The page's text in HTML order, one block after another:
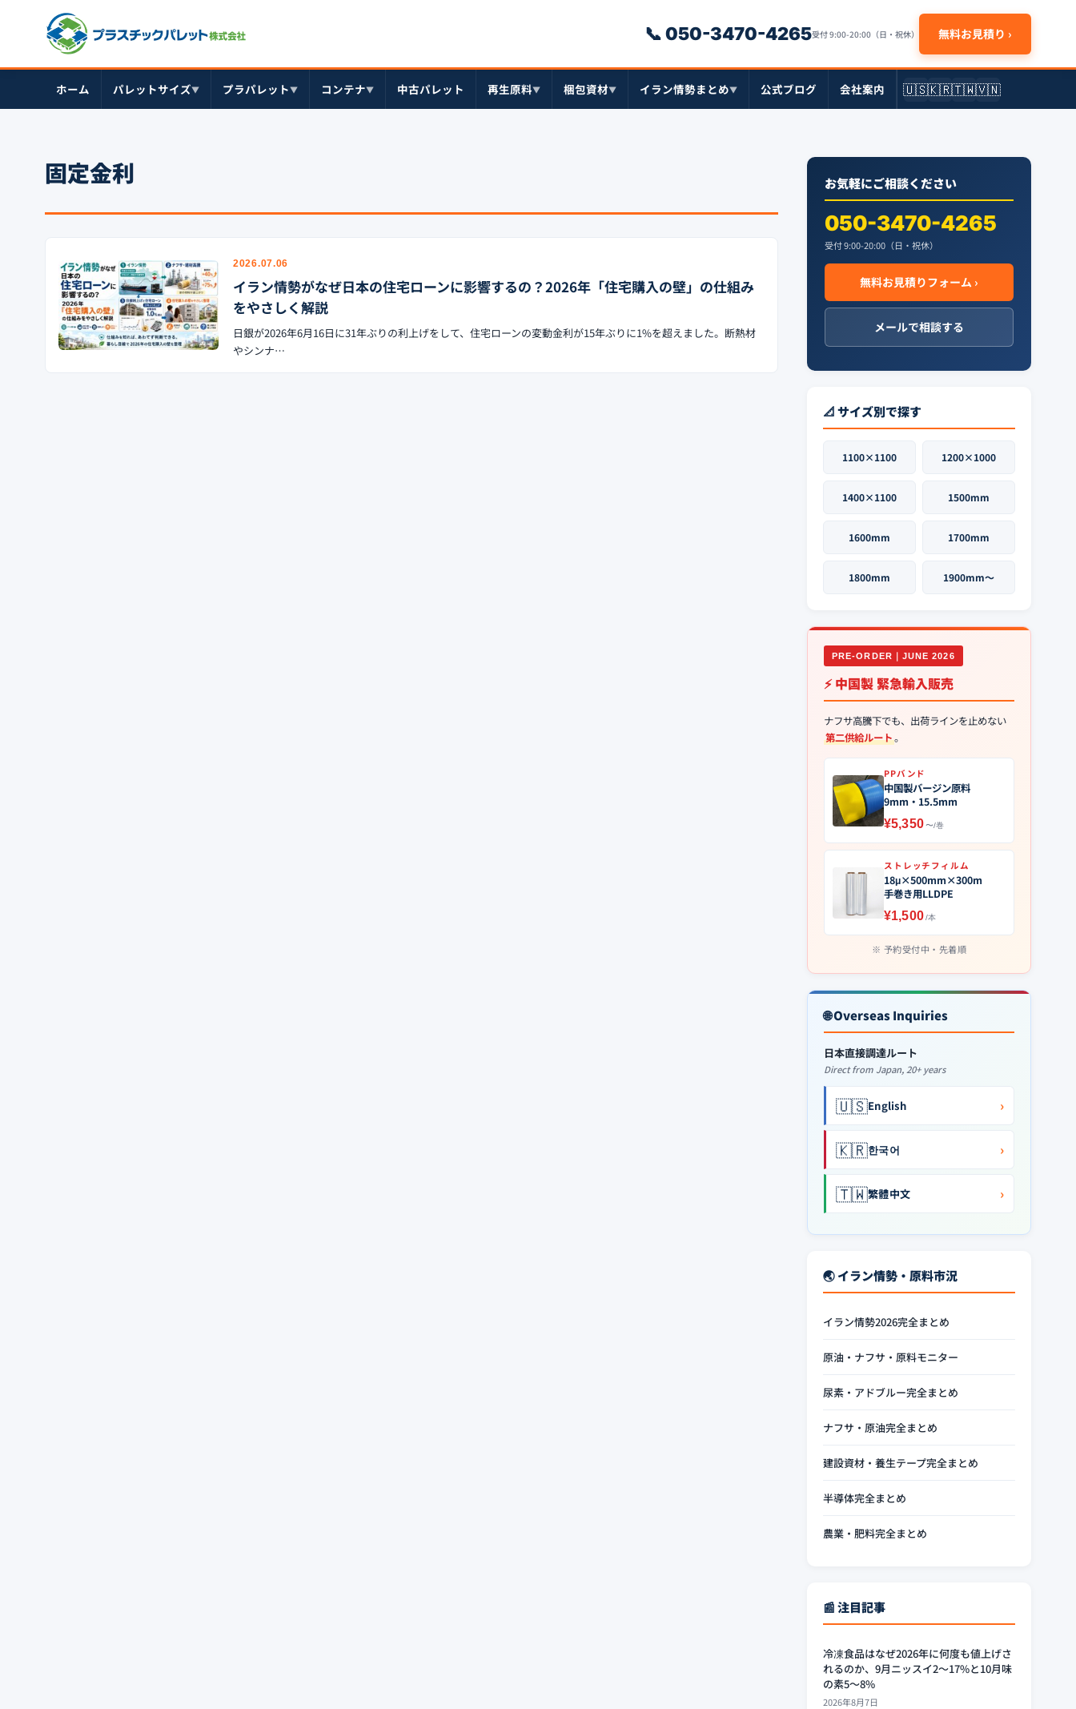
📞 050-3470-4265受付 9:00-20:00（日・祝休） 無料お見積り ›
ホーム パレットサイズ▼ プラパレット▼ コンテナ▼ 中古パレット 再生原料▼ 梱包資材▼ イラン情勢まとめ▼ 公式ブログ 会社案内 🇺🇸🇰🇷🇹🇼🇻🇳
固定金利
2026.07.06
イラン情勢がなぜ日本の住宅ローンに影響するの？2026年「住宅購入の壁」の仕組み
をやさしく解説
日銀が2026年6月16日に31年ぶりの利上げをして、住宅ローンの変動金利が15年ぶりに1%を超えました。断熱材
やシンナ…
お気軽にご相談ください
050-3470-4265
受付 9:00-20:00（日・祝休）
無料お見積りフォーム ›
メールで相談する
📐 サイズ別で探す
1100×1100 1200×1000
1400×1100 1500mm
1600mm 1700mm
1800mm 1900mm〜
PRE-ORDER｜JUNE 2026
⚡ 中国製 緊急輸入販売
ナフサ高騰下でも、出荷ラインを止めない
第二供給ルート。
PPバンド
中国製バージン原料
9mm・15.5mm
¥5,350〜/巻
ストレッチフィルム
18μ×500mm×300m
手巻き用LLDPE
¥1,500/本
予約受付中・先着順
🌐 Overseas Inquiries
日本直接調達ルート
Direct from Japan, 20+ years
🇺🇸English ›
🇰🇷한국어 ›
🇹🇼繁體中文 ›
🌏 イラン情勢・原料市況
イラン情勢2026完全まとめ
原油・ナフサ・原料モニター
尿素・アドブルー完全まとめ
ナフサ・原油完全まとめ
建設資材・養生テープ完全まとめ
半導体完全まとめ
農業・肥料完全まとめ
📰 注目記事
冷凍食品はなぜ2026年に何度も値上げさ
れるのか、9月ニッスイ2〜17%と10月味
の素5〜8%
2026年8月7日